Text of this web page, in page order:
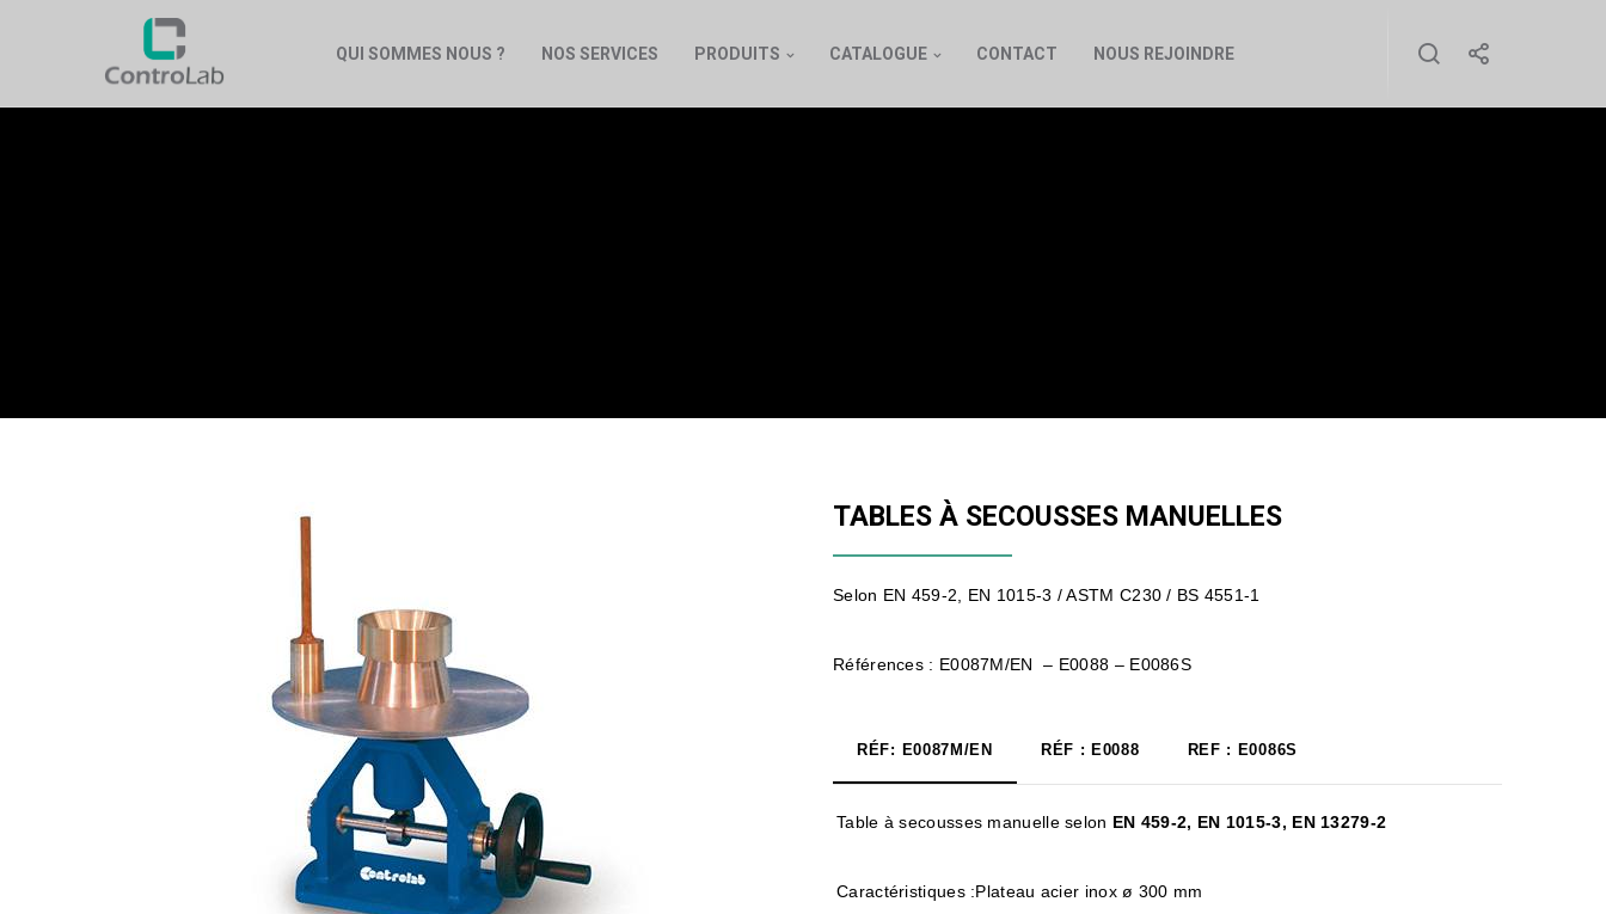
QUI SOMMES NOUS ? NOS SERVICES PRODUITS CATALOGUE CONTACT NOUS REJOINDRE
TABLES À SECOUSSES MANUELLES
Selon EN 459-2, EN 1015-3 / ASTM C230 / BS 4551-1
Références : E0087M/EN – E0088 – E0086S
RÉF: E0087M/EN RÉF : E0088 REF : E0086S
Table à secousses manuelle selon EN 459-2, EN 1015-3, EN 13279-2
Caractéristiques :Plateau acier inox ø 300 mm